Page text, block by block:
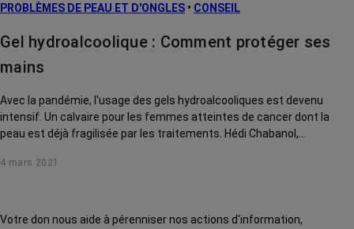
PROBLÈMES DE PEAU ET D'ONGLES • CONSEIL
Gel hydroalcoolique : Comment protéger ses
mains
Avec la pandémie, l'usage des gels hydroalcooliques est devenu
intensif. Un calvaire pour les femmes atteintes de cancer dont la
peau est déjà fragilisée par les traitements. Hédi Chabanol,
nous livre de précieux conseils pour protéger ses mains... et ses
4 mars 2021
Votre don nous aide à pérenniser nos actions d'information,